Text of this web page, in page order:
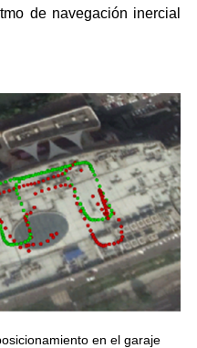
de navegación inercial
en el garaje